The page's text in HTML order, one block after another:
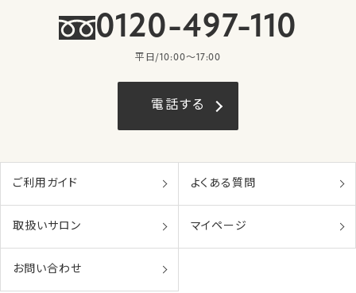
0120-497-110
平日/10:00〜17:00
電話する
ご利用ガイド よくある質問
取扱いサロン マイページ
お問い合わせ